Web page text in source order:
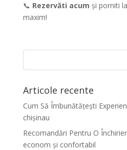
📞 Rezervăti acum și porniti
maxim!
Articole recente
Cum Să Îmbunătățești
chişinau
Recomandări Pentru O
econom și confortabil